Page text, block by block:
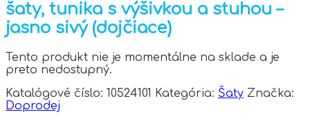
šaty, tunika s výšivkou a stuhou –
jasno sivý (dojčiace)
Tento produkt nie je momentálne na sklade a je
preto nedostupný.
Katalógové číslo: 10524101 Kategória: Šaty Značka:
Doprodej